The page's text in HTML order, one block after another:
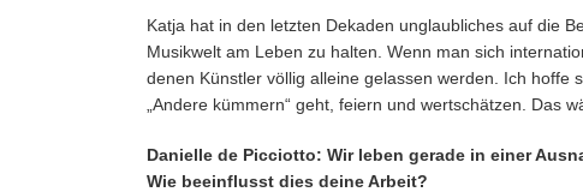
Katja hat in den letzten Dekaden unglaubliches auf die
Musikwelt am Leben zu halten. Wenn man sich
denen Künstler völlig alleine gelassen werden. Ich hoffe
„Andere kümmern“ geht, feiern und wertschätzen. Das
Danielle de Picciotto: Wir leben gerade in einer
Wie beeinflusst dies deine Arbeit?